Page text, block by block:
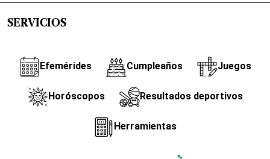
SERVICIOS
Efemérides Cumpleaños Juegos
Horóscopos Resultados deportivos
Herramientas